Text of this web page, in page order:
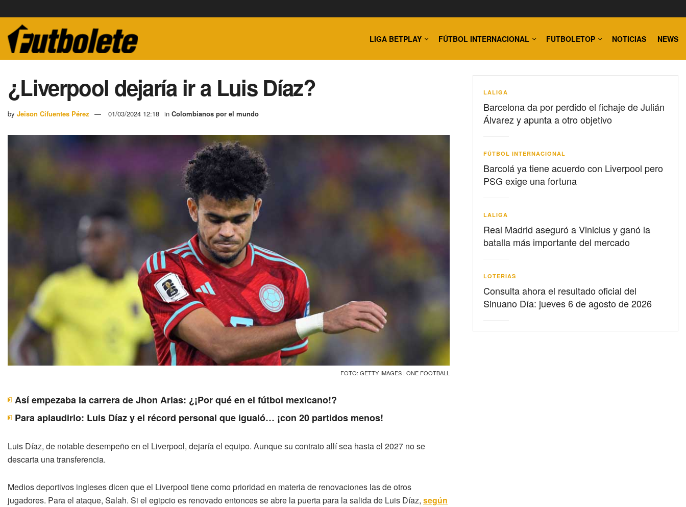
LIGA BETPLAY FÚTBOL INTERNACIONAL FUTBOLETOP NOTICIAS NEWS
¿Liverpool dejaría ir a Luis Díaz?
by Jeison Cifuentes Pérez 01/03/2024 12:18 in Colombianos por el mundo
FOTO: GETTY IMAGES | ONE FOOTBALL
Así empezaba la carrera de Jhon Arias: ¿¡Por qué en el fútbol mexicano!?
Para aplaudirlo: Luis Díaz y el récord personal que igualó… ¡con 20 partidos menos!
Luis Díaz, de notable desempeño en el Liverpool, dejaría el equipo. Aunque su contrato allí sea hasta el 2027 no se
descarta una transferencia.
Medios deportivos ingleses dicen que el Liverpool tiene como prioridad en materia de renovaciones las de otros
jugadores. Para el ataque, Salah. Si el egipcio es renovado entonces se abre la puerta para la salida de Luis Díaz, según
LALIGA
Barcelona da por perdido el fichaje de Julián
Álvarez y apunta a otro objetivo
FÚTBOL INTERNACIONAL
Barcolá ya tiene acuerdo con Liverpool pero
PSG exige una fortuna
LALIGA
Real Madrid aseguró a Vinicius y ganó la
batalla más importante del mercado
LOTERIAS
Consulta ahora el resultado oficial del
Sinuano Día: jueves 6 de agosto de 2026